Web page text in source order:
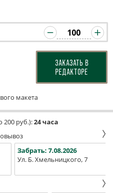
ЗАКАЗАТЬ В
РЕДАКТОРЕ
макета
200 руб.):24 часа
Забрать: 7.08.2026
Ул. Б. Хмельницкого, 7